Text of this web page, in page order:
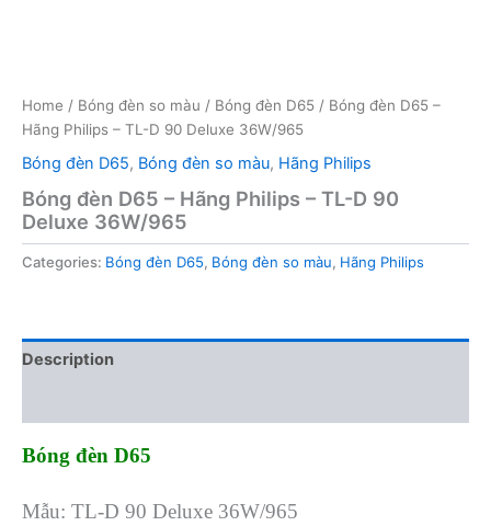
Home / Bóng đèn so màu / Bóng đèn D65 / Bóng đèn D65 –
Hãng Philips – TL-D 90 Deluxe 36W/965
Bóng đèn D65, Bóng đèn so màu, Hãng Philips
Bóng đèn D65 – Hãng Philips – TL-D 90
Deluxe 36W/965
Categories: Bóng đèn D65, Bóng đèn so màu, Hãng Philips
Description
Bóng đèn D65
Mẫu: TL-D 90 Deluxe 36W/965